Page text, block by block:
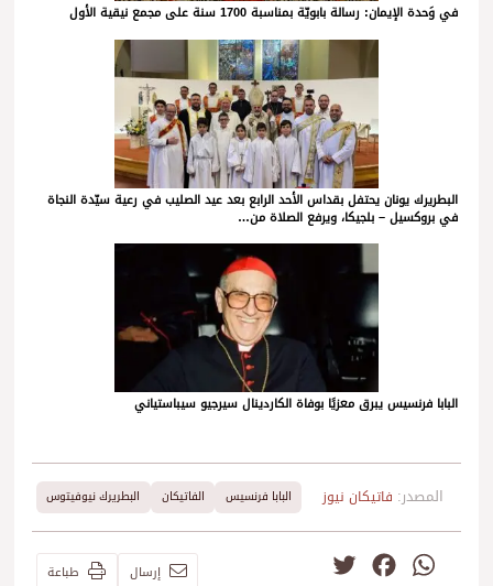
في وَحدة الإيمان: رسالة بابويّة بمناسبة 1700 سنة على مجمع نيقية الأول
البطريرك يونان يحتفل بقداس الأحد الرابع بعد عيد الصليب في رعية سيّدة النجاة
في بروكسيل – بلجيكا، ويرفع الصلاة من…
البابا فرنسيس يبرق معزيًا بوفاة الكاردينال سيرجيو سيباستياني
المصدر: فاتيكان نيوز البابا فرنسيس الفاتيكان البطريرك نيوفيتوس
WhatsApp
Facebook إرسال طباعة